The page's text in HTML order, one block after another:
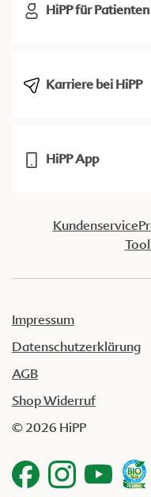
HiPP für Patienten
Karriere bei HiPP
HiPP App
Kundenservice
Impressum
Datenschutzerklärung
AGB
Shop Widerruf
© 2026 HiPP